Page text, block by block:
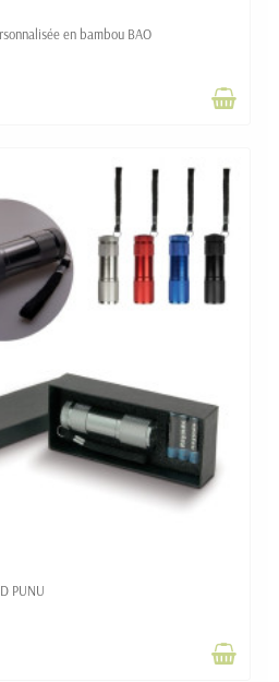
en bambou BAO
PUNU